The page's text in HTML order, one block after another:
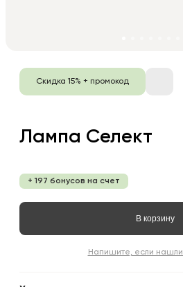
Скидка 15% + промокод
Лампа Селект
+ 197 бонусов на счет
В корзину
Напишите, если